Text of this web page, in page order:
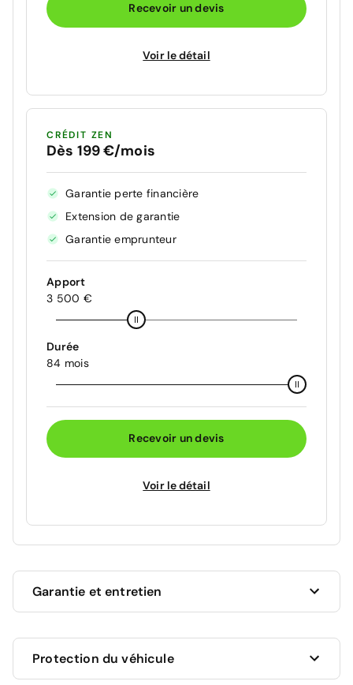
Recevoir un devis
Voir le détail
CRÉDIT ZEN
Dès 199 €/mois
Garantie perte financière
Extension de garantie
Garantie emprunteur
Apport
3 500 €
Durée
84 mois
Recevoir un devis
Voir le détail
Garantie et entretien
mois à compter de la date de livraison.
Protection du véhicule